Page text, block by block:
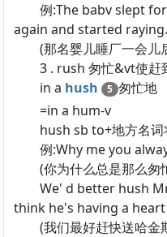
例:The babv slept for
again and started raying.
(那名婴儿睡厂一会儿
3 . rush 匆忙&vt使赶
in a hush 5 匆忙地
=in a hum-v
hush sb to+地方名词
例:Why me you
(你为什么总是那么匆
We' d better hush Mr
think he's having a
(我们最好赶快送哈金